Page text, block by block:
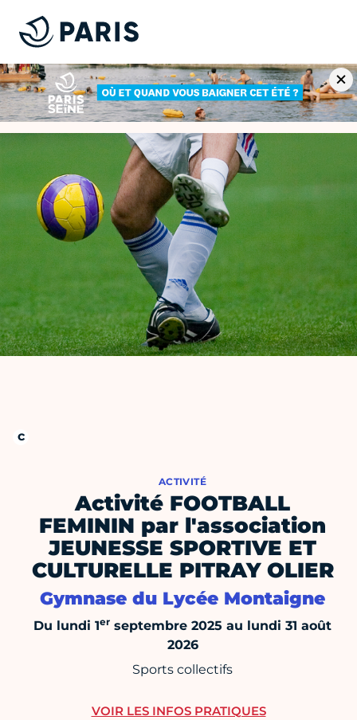
ACTIVITÉ
Activité FOOTBALL
FEMININ par l'association
JEUNESSE SPORTIVE ET
CULTURELLE PITRAY OLIER
Gymnase du Lycée Montaigne
Du lundi 1er septembre 2025 au lundi 31 août
2026
Sports collectifs
VOIR LES INFOS PRATIQUES